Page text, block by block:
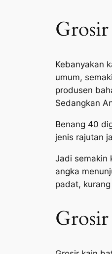
Kebanyakan
umum,
produsen
Sedangkan
Benang 40
jenis rajutan
Jadi semakin
angka
padat,